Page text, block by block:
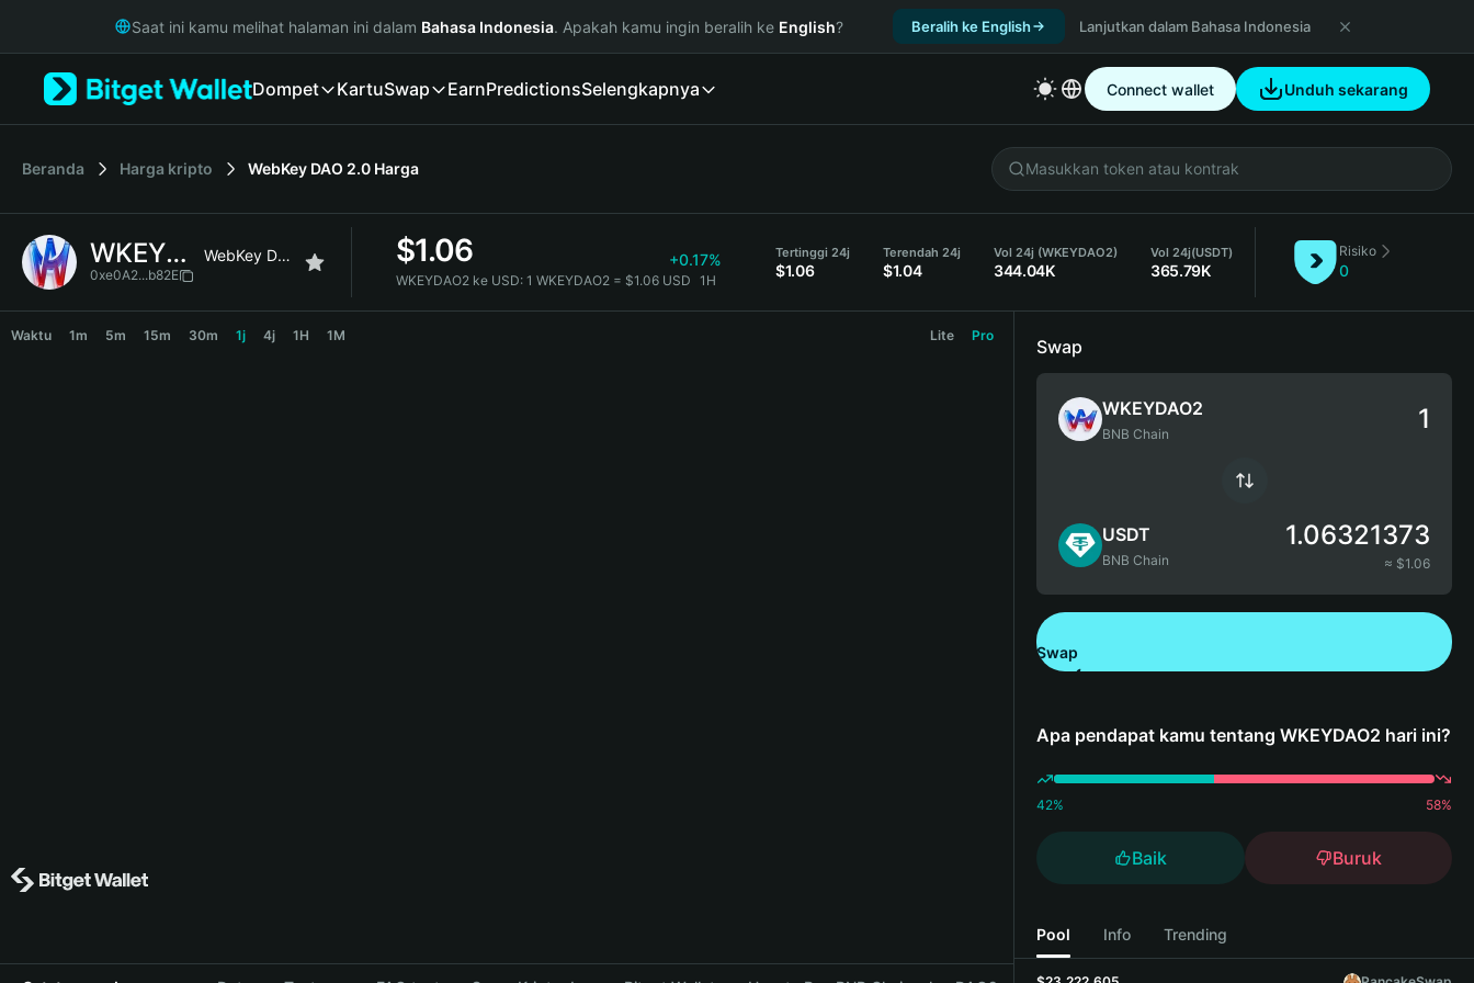
Русский
Italiano
简体中文
繁體中文
Bahasa Indonesia
Saat ini kamu melihat halaman ini dalam Bahasa Indonesia. Apakah kamu ingin beralih ke English? Beralih ke English Lanjutkan dalam Bahasa Indonesia
Dompet KartuSwap EarnPredictionsSelengkapnya Connect wallet Unduh sekarang
Beranda Harga kripto WebKey DAO 2.0 Harga
WKEYDAO2 WebKey DAO 2.0
0xe0A2...b82E
$1.06 +0.17%
WKEYDAO2 ke USD: 1 WKEYDAO2 = $1.06 USD 1H
Tertinggi 24j
$1.06
Terendah 24j
$1.04
Vol 24j (WKEYDAO2)
344.04K
Vol 24j(USDT)
365.79K
Risiko
0
Waktu 1m 5m 15m 30m 1j 4j 1H 1M Lite Pro
Swap
WKEYDAO2
BNB Chain
USDT
BNB Chain
1.06321373
≈ $1.06
Swap
Apa pendapat kamu tentang WKEYDAO2 hari ini?
42% 58%
Baik Buruk
Pool Info Trending